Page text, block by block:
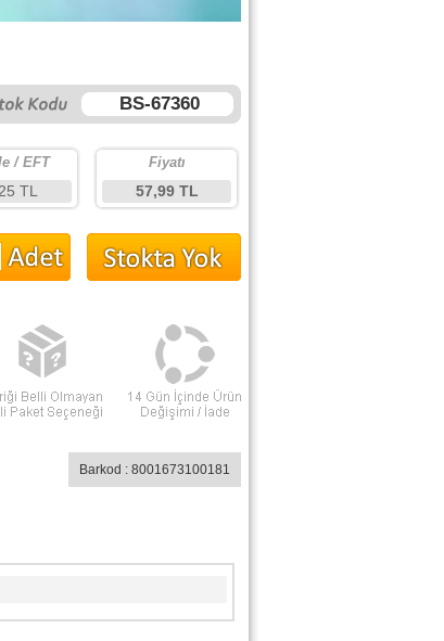
BS-67360
Fiyatı
57,99 TL
/ EFT
TL
Barkod : 8001673100181